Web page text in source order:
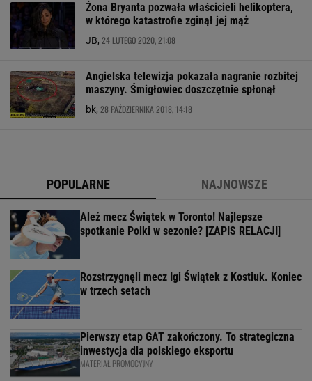
Żona Bryanta pozwała właścicieli helikoptera,
w którego katastrofie zginął jej mąż
JB, 24 LUTEGO 2020, 21:08
Angielska telewizja pokazała nagranie rozbitej
maszyny. Śmigłowiec doszczętnie spłonął
bk, 28 PAŹDZIERNIKA 2018, 14:18
POPULARNE NAJNOWSZE
Ależ mecz Świątek w Toronto! Najlepsze
spotkanie Polki w sezonie? [ZAPIS RELACJI]
Rozstrzygnęli mecz Igi Świątek z Kostiuk. Koniec
w trzech setach
Pierwszy etap GAT zakończony. To strategiczna
inwestycja dla polskiego eksportu
MATERIAŁ PROMOCYJNY